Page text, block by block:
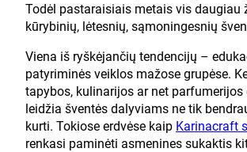
Todėl pastaraisiais metais vis daugiau
kūrybinių, lėtesnių, sąmoningesnių
Viena iš ryškėjančių tendencijų –
patyriminės veiklos mažose grupėse.
tapybos, kulinarijos ar net parfumerijos
leidžia šventės dalyviams ne tik
kurti. Tokiose erdvėse kaip Karinacraft
renkasi paminėti asmenines sukaktis